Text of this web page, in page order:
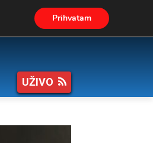
UŽIVO
Prihvatam